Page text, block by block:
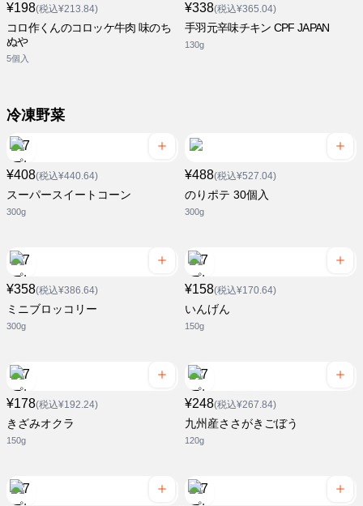
¥198(税込¥213.84)
コロ作くんのコロッケ牛肉 味のち
ぬや
5個入
¥338(税込¥365.04)
手羽元辛味チキン CPF JAPAN
130g
冷凍野菜
¥408(税込¥440.64)
スーパースイートコーン
300g
¥488(税込¥527.04)
のりポテ 30個入
300g
¥358(税込¥386.64)
ミニブロッコリー
300g
¥158(税込¥170.64)
いんげん
150g
¥178(税込¥192.24)
きざみオクラ
150g
¥248(税込¥267.84)
九州産ささがきごぼう
120g